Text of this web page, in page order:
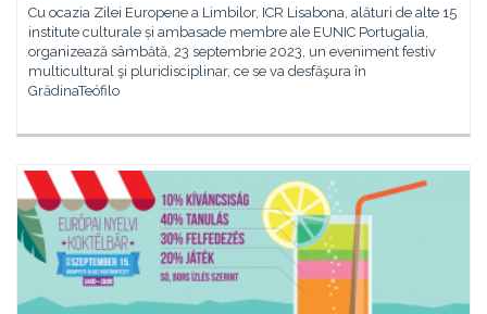
Cu ocazia Zilei Europene a Limbilor, ICR Lisabona, alături de alte 15
institute culturale și ambasade membre ale EUNIC Portugalia,
organizează sâmbătă, 23 septembrie 2023, un eveniment festiv
multicultural şi pluridisciplinar, ce se va desfăşura în
GrădinaTeófilo